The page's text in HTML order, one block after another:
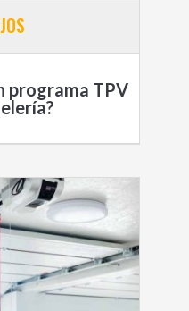
programa TPV